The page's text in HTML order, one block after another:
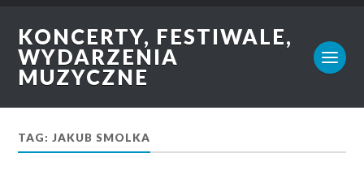
KONCERTY, FESTIWALE,
WYDARZENIA
MUZYCZNE
TAG: JAKUB SMOLKA